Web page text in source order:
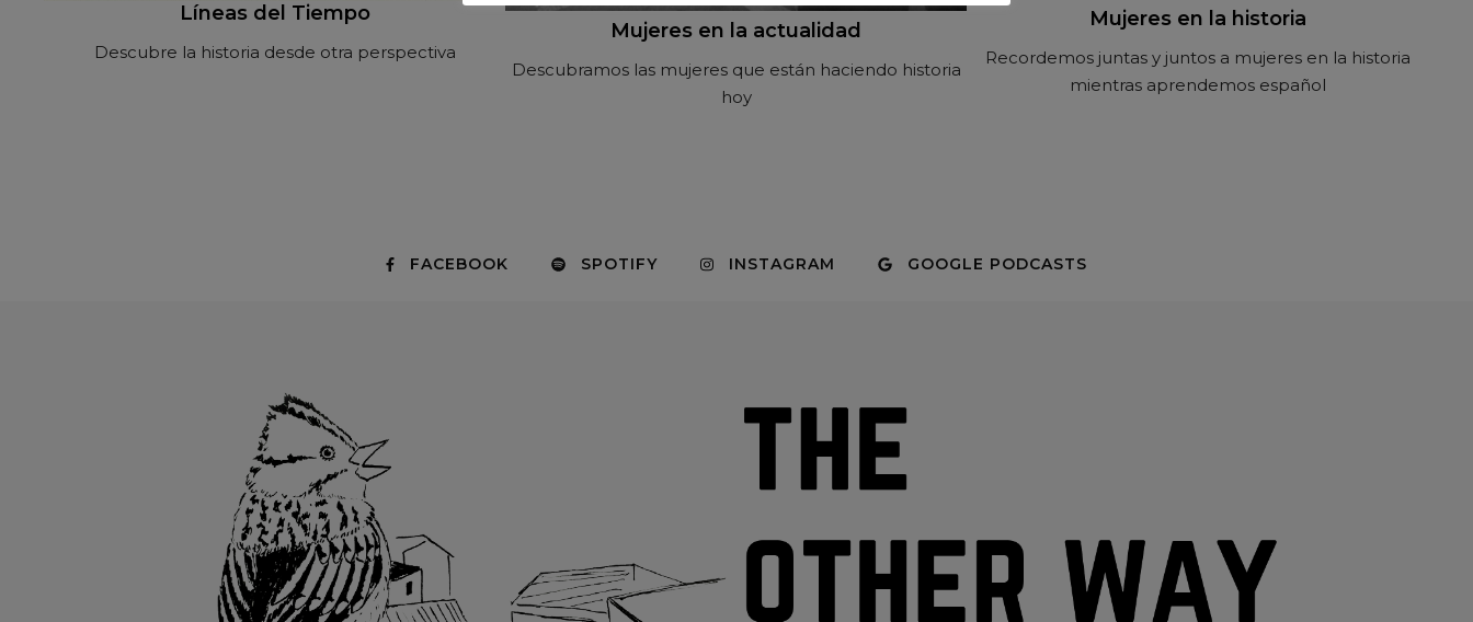
Líneas del Tiempo
Descubre la historia desde otra perspectiva
Mujeres en la actualidad
Descubramos las mujeres que están haciendo historia
hoy
Mujeres en la historia
Recordemos juntas y juntos a mujeres en la historia
mientras aprendemos español
FACEBOOK SPOTIFY INSTAGRAM GOOGLE PODCASTS